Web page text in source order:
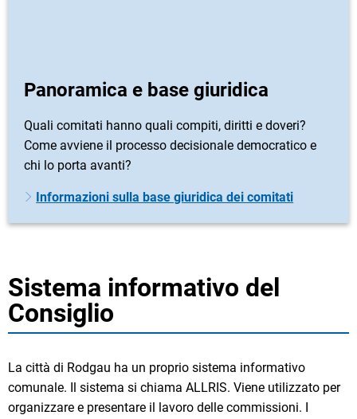
Panoramica e base giuridica
Quali comitati hanno quali compiti, diritti e doveri?
Come avviene il processo decisionale democratico e
chi lo porta avanti?
Informazioni sulla base giuridica dei comitati
Sistema informativo del
Consiglio
La città di Rodgau ha un proprio sistema informativo
comunale. Il sistema si chiama ALLRIS. Viene utilizzato per
organizzare e presentare il lavoro delle commissioni. I